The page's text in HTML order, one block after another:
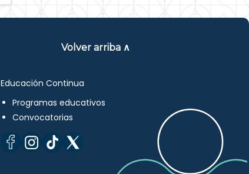
Volver arriba ∧
Educación Continua
Programas educativos
Convocatorias